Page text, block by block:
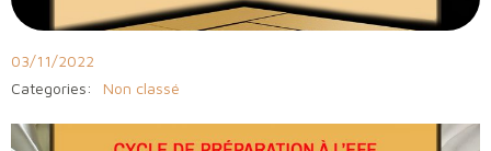
03/11/2022
Categories:
Non classé